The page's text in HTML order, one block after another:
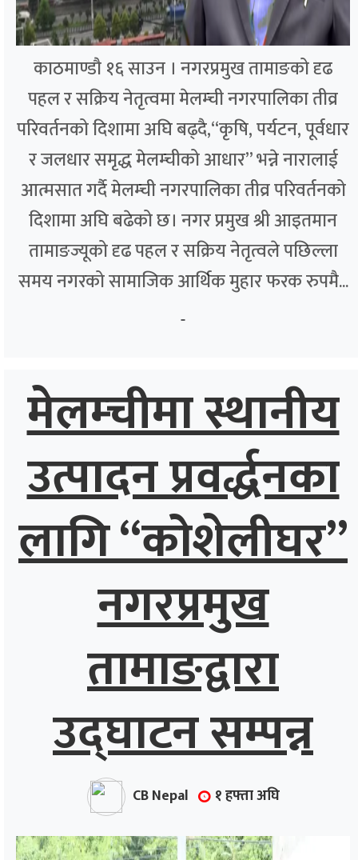
काठमाण्डौ १६ साउन । नगरप्रमुख तामाङको दृढ
पहल र सक्रिय नेतृत्वमा मेलम्ची नगरपालिका तीव्र
परिवर्तनको दिशामा अघि बढ्दै,“कृषि, पर्यटन, पूर्वधार
र जलधार समृद्ध मेलम्चीको आधार” भन्ने नारालाई
आत्मसात गर्दै मेलम्ची नगरपालिका तीव्र परिवर्तनको
दिशामा अघि बढेको छ। नगर प्रमुख श्री आइतमान
तामाङज्यूको दृढ पहल र सक्रिय नेतृत्वले पछिल्ला
समय नगरको सामाजिक आर्थिक मुहार फरक रुपमै...
मेलम्चीमा स्थानीय
उत्पादन प्रवर्द्धनका
लागि “कोशेलीघर”
नगरप्रमुख
तामाङद्वारा
उद्घाटन सम्पन्न
CB Nepal १ हफ्ता अघि